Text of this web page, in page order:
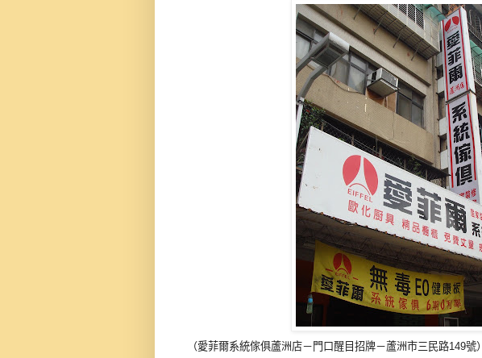
（愛菲爾系統傢俱蘆洲店－門口醒目招牌－蘆洲市三民路149號）